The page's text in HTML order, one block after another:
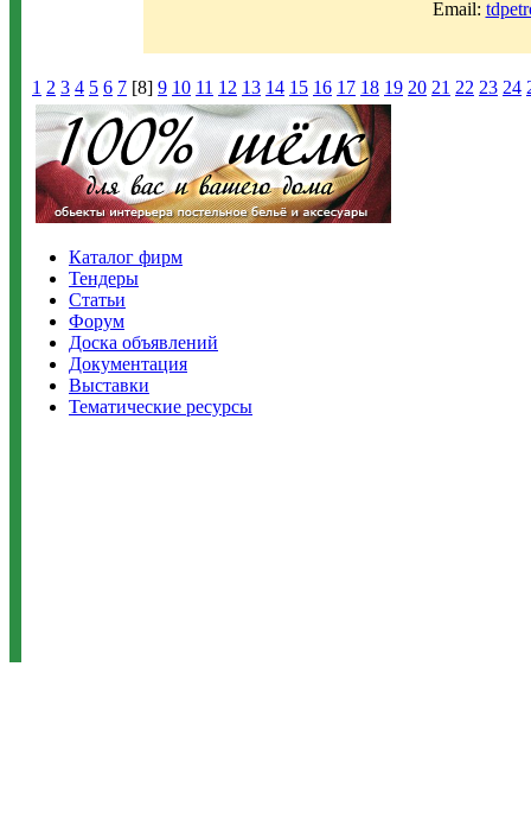
Email:
1 2 3 4 5 6 7 [8] 9 10 11 12 13 14 15 16 17 18 19 20 21 22 23 24
Каталог фирм
Тендеры
Статьи
Форум
Доска объявлений
Документация
Выставки
Тематические ресурсы